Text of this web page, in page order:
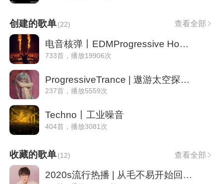
创建的歌单(22) 查看全部
电音核弹丨EDMProgressive House
733首，播放19906次
ProgressiveTrance | 遨游太空探索神秘领域
237首，播放5559次
Techno丨工业噪音
404首，播放3081次
收藏的歌单(12) 查看全部
2020s流行热播 | 从毛不易开始回忆2020年代热播金曲